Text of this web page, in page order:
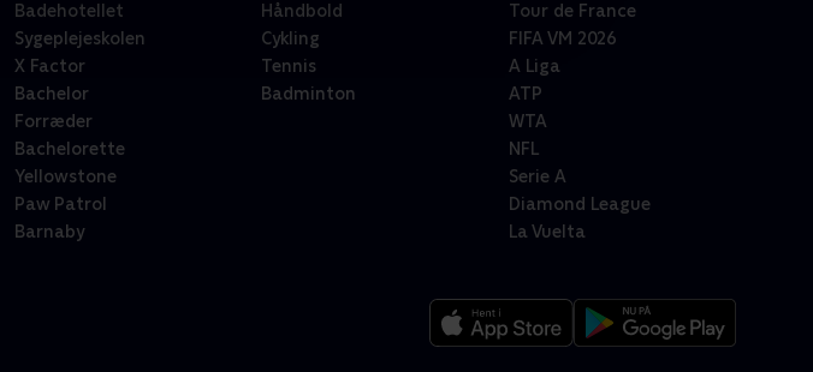
Badehotellet
Sygeplejeskolen
X Factor
Bachelor
Forræder
Bachelorette
Yellowstone
Paw Patrol
Barnaby
Håndbold
Cykling
Tennis
Badminton
Tour de France
FIFA VM 2026
A Liga
ATP
WTA
NFL
Serie A
Diamond League
La Vuelta